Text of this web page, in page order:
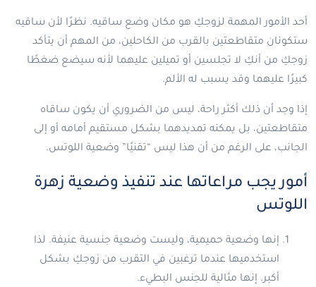
أحد الأمور المهمة لزوجكِ هو مكان وضع ساقيه. نظرًا لأن ساقيه
ستكونان متقاطعتين بالقرب من الكاحلين، من المهم أن يتأكد
زوجكِ من أنكِ لا تجلسين أو تميلين عليهما لأنه سيضع ضغطًا
كبيرًا عليهما وقد يسبب له الألم.
إذا وجد أن ذلك أكثر راحة، ليس من الضروري أن يكون ساقاه
متقاطعتين، بل يمكنه تمديدهما بشكل مستقيم أمامه أو إلى
الجانب، على الرغم من أن هذا ليس “تقنيًا” وضعية اللوتس.
أمور يجب مراعاتها عند تنفيذ وضعية زهرة
اللوتس
إنها وضعية حميمية، وليست وضعية جنسية عنيفة. لذا
استخدميها عندما ترغبين في التقرب من زوجكِ بشكل
أكبر. إنها مثالية للجنس البطيء.